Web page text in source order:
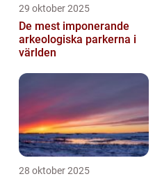
29 oktober 2025
De mest imponerande
arkeologiska parkerna i
världen
28 oktober 2025